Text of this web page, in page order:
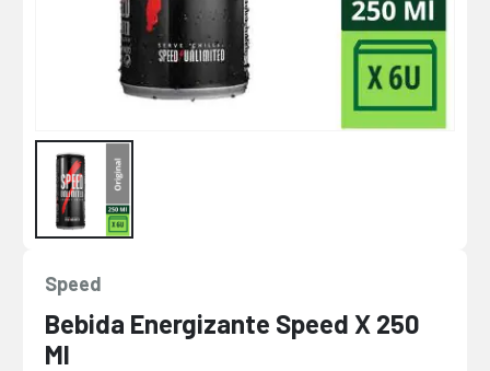
Speed
Bebida Energizante Speed X 250
Ml